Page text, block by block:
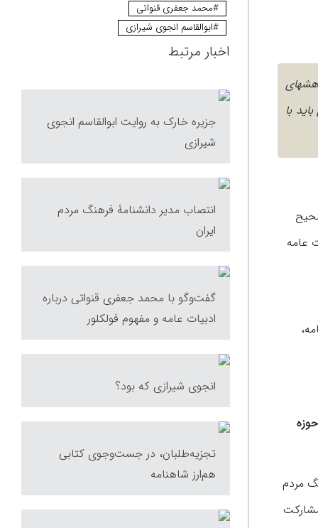
با
عامه
مردم
طرح مشارکت
#محمد جعفری قنواتی
#ابوالقاسم انجوی شیرازی
اخبار مرتبط
جزیره خارک به روایت ابوالقاسم انجوی
شیرازی
انتصاب مدیر دانشنامۀ فرهنگ مردم
ایران
گفت‌وگو با محمد جعفری ‌قنواتی درباره
ادبیات عامه و مفهوم فولكلور
انجوی شیرازی که بود؟
تجزیه‌طلبان، در جست‌وجوی کتابی
هم‌ارز شاهنامه